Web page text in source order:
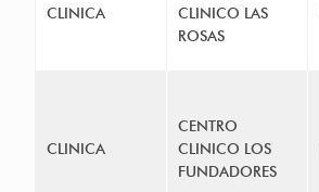
CLINICA
CLINICO LAS
ROSAS
CLINICA
CENTRO
CLINICO LOS
FUNDADORES